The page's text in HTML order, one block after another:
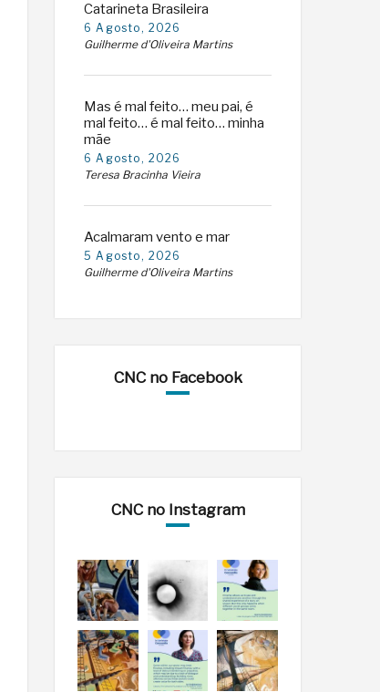
Catarineta Brasileira
6 Agosto, 2026
Guilherme d'Oliveira Martins
Mas é mal feito… meu pai, é
mal feito… é mal feito… minha
mãe
6 Agosto, 2026
Teresa Bracinha Vieira
Acalmaram vento e mar
5 Agosto, 2026
Guilherme d'Oliveira Martins
CNC no Facebook
CNC no Instagram